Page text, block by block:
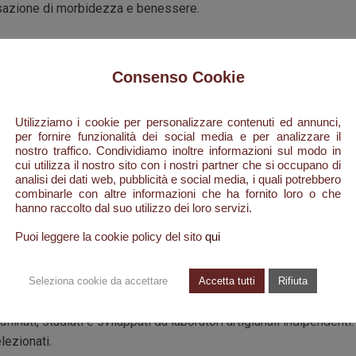
di morbidezza e benessere.
G R A R T - Pink Pepper Chic
ed esclusivo marchio italiano. Specializzato nella produzione
gamma, interamente made in Italy, a base di ingredienti
privi di qualsiasi materia prima di origine animale, parabeni,
formaldeide cessa, coloranti, pvp, mea, edta, peg e dea.
ma una gratificante esperienza di un vero e proprio rituale
ricerca dell'eleganza è l'uso di fragranze "artistiche"
studiati e sviluppati da laboratori artigianali
Consenso Cookie
Utilizziamo i cookie per personalizzare contenuti ed annunci,
per fornire funzionalità dei social media e per analizzare il
nostro traffico. Condividiamo inoltre informazioni sul modo in
cui utilizza il nostro sito con i nostri partner che si occupano di
analisi dei dati web, pubblicità e social media, i quali potrebbero
combinarle con altre informazioni che ha fornito loro o che
hanno raccolto dal suo utilizzo dei loro servizi.
Puoi leggere la cookie policy del sito qui
Seleziona cookie da accettare Accetta tutti Rifiuta